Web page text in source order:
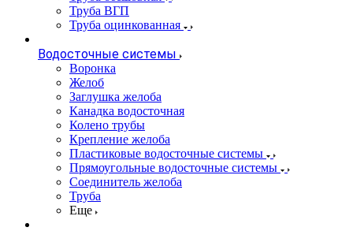
Труба ВГП
Труба оцинкованная
Водосточные системы
Воронка
Желоб
Заглушка желоба
Канадка водосточная
Колено трубы
Крепление желоба
Пластиковые водосточные системы
Прямоугольные водосточные системы
Соединитель желоба
Труба
Еще